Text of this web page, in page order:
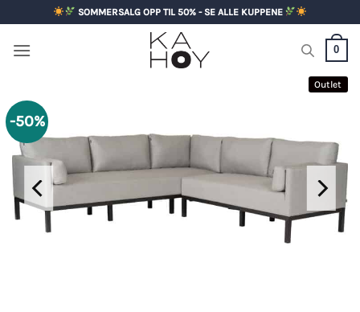
to
content
SOMMERSALG OPP TIL 50% - SE ALLE KUPPENE
0
-50%
Outlet